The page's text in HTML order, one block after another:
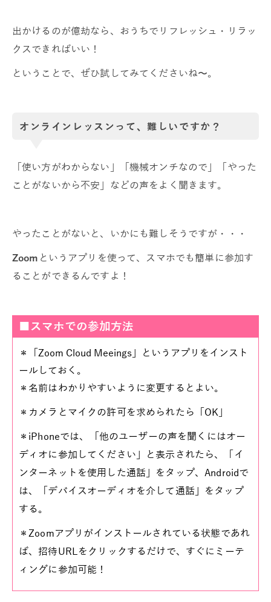
出かけるのが億劫なら、おうちでリフレッシュ・リラッ
クスできればいい！
ということで、ぜひ試してみてくださいね〜。
オンラインレッスンって、難しいですか？
「使い方がわからない」「機械オンチなので」「やった
ことがないから不安」などの声をよく聞きます。
やったことがないと、いかにも難しそうですが・・・
Zoom というアプリを使って、スマホでも簡単に参加す
ることができるんですよ！
■スマホでの参加方法
＊「Zoom Cloud Meeings」というアプリをインスト
ールしておく。
＊名前はわかりやすいように変更するとよい。
＊カメラとマイクの許可を求められたら「OK」
＊iPhoneでは、「他のユーザーの声を聞くにはオー
ディオに参加してください」と表示されたら、「イ
ンターネットを使用した通話」をタップ、Androidで
は、「デバイスオーディオを介して通話」をタップ
する。
＊Zoomアプリがインストールされている状態であれ
ば、招待URLをクリックするだけで、すぐにミーテ
ィングに参加可能！